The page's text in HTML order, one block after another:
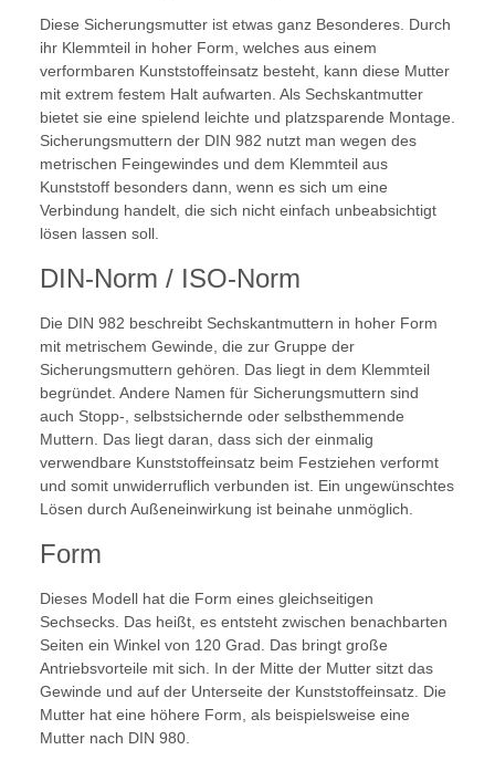
Diese Sicherungsmutter ist etwas ganz Besonderes. Durch
ihr Klemmteil in hoher Form, welches aus einem
verformbaren Kunststoffeinsatz besteht, kann diese Mutter
mit extrem festem Halt aufwarten. Als Sechskantmutter
bietet sie eine spielend leichte und platzsparende Montage.
Sicherungsmuttern der DIN 982 nutzt man wegen des
metrischen Feingewindes und dem Klemmteil aus
Kunststoff besonders dann, wenn es sich um eine
Verbindung handelt, die sich nicht einfach unbeabsichtigt
lösen lassen soll.
DIN-Norm / ISO-Norm
Die DIN 982 beschreibt Sechskantmuttern in hoher Form
mit metrischem Gewinde, die zur Gruppe der
Sicherungsmuttern gehören. Das liegt in dem Klemmteil
begründet. Andere Namen für Sicherungsmuttern sind
auch Stopp-, selbstsichernde oder selbsthemmende
Muttern. Das liegt daran, dass sich der einmalig
verwendbare Kunststoffeinsatz beim Festziehen verformt
und somit unwiderruflich verbunden ist. Ein ungewünschtes
Lösen durch Außeneinwirkung ist beinahe unmöglich.
Form
Dieses Modell hat die Form eines gleichseitigen
Sechsecks. Das heißt, es entsteht zwischen benachbarten
Seiten ein Winkel von 120 Grad. Das bringt große
Antriebsvorteile mit sich. In der Mitte der Mutter sitzt das
Gewinde und auf der Unterseite der Kunststoffeinsatz. Die
Mutter hat eine höhere Form, als beispielsweise eine
Mutter nach DIN 980.